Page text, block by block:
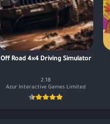
Off Road 4×4 Driving Simulator
2.18
Azur Interactive Games Limited